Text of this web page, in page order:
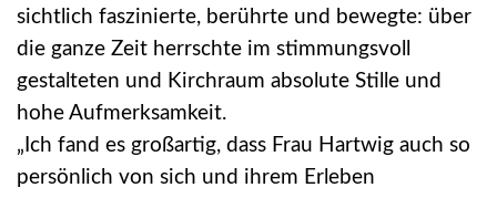
sichtlich faszinierte, berührte und bewegte: über
die ganze Zeit herrschte im stimmungsvoll
gestalteten und Kirchraum absolute Stille und
hohe Aufmerksamkeit.
„Ich fand es großartig, dass Frau Hartwig auch so
persönlich von sich und ihrem Erleben